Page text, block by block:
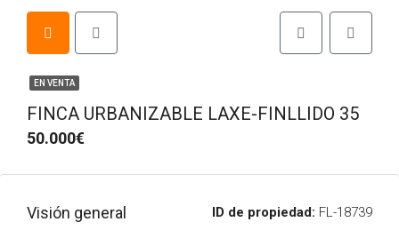
EN VENTA
FINCA URBANIZABLE LAXE-FINLLIDO 35
50.000€
Visión general ID de propiedad: FL-18739